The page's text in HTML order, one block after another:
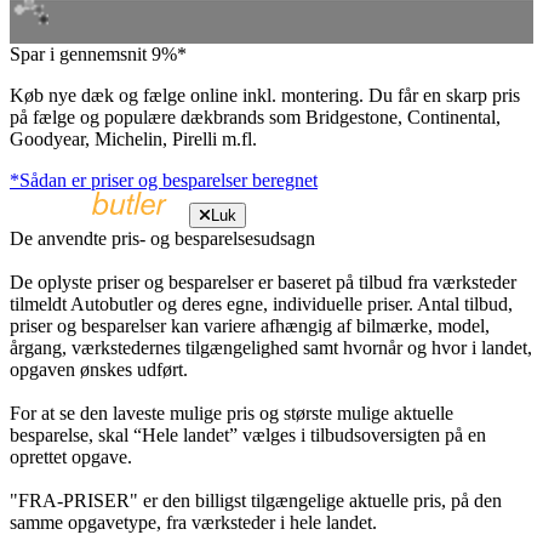
Spar i gennemsnit 9%*
Køb nye dæk og fælge online inkl. montering. Du får en skarp pris
på fælge og populære dækbrands som Bridgestone, Continental,
Goodyear, Michelin, Pirelli m.fl.
*Sådan er priser og besparelser beregnet
Luk
De anvendte pris- og besparelsesudsagn
De oplyste priser og besparelser er baseret på tilbud fra værksteder
tilmeldt Autobutler og deres egne, individuelle priser. Antal tilbud,
priser og besparelser kan variere afhængig af bilmærke, model,
årgang, værkstedernes tilgængelighed samt hvornår og hvor i landet,
opgaven ønskes udført.
For at se den laveste mulige pris og største mulige aktuelle
besparelse, skal “Hele landet” vælges i tilbudsoversigten på en
oprettet opgave.
"FRA-PRISER" er den billigst tilgængelige aktuelle pris, på den
samme opgavetype, fra værksteder i hele landet.